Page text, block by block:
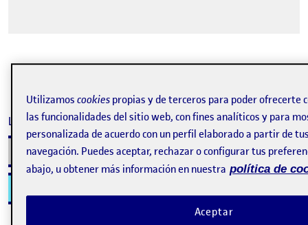
La inscripción ha finalizado.
Inscribirse
Utilizamos cookiespropias y de terceros para poder ofrecerte
las funcionalidades del sitio web, con fines analíticos y para
personalizada de acuerdo con un perfil elaborado a partir de
navegación. Puedes aceptar, rechazar o configurar tus
abajo, u obtener más información en nuestra política de
Aceptar